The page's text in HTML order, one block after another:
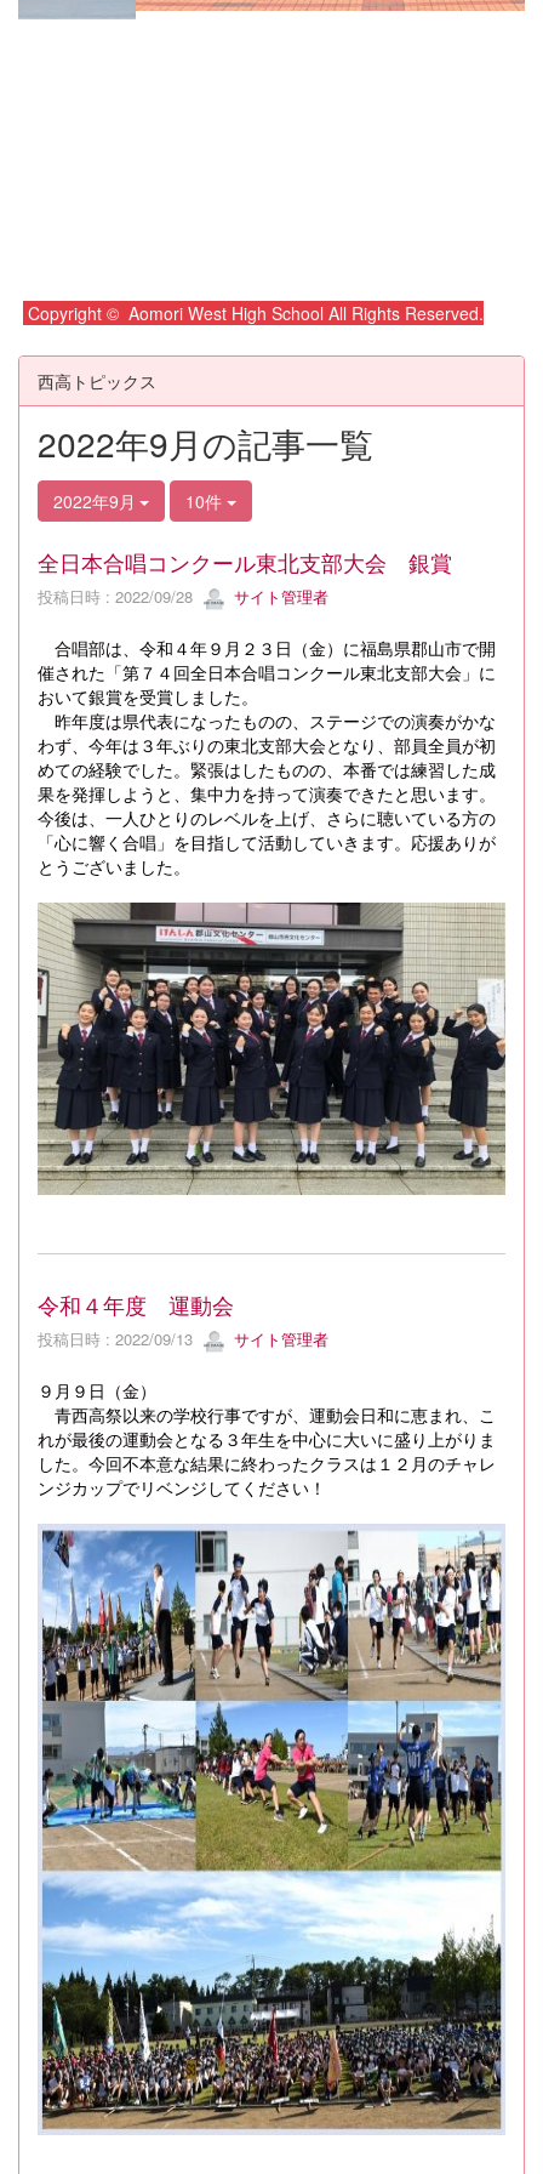
Copyright © Aomori West High School All Rights Reserved.
西高トピックス
2022年9月の記事一覧
2022年9月 10件
全日本合唱コンクール東北支部大会 銀賞
投稿日時 : 2022/09/28 サイト管理者
合唱部は、令和４年９月２３日（金）に福島県郡山市で開
催された「第７４回全日本合唱コンクール東北支部大会」に
おいて銀賞を受賞しました。
昨年度は県代表になったものの、ステージでの演奏がかな
わず、今年は３年ぶりの東北支部大会となり、部員全員が初
めての経験でした。緊張はしたものの、本番では練習した成
果を発揮しようと、集中力を持って演奏できたと思います。
今後は、一人ひとりのレベルを上げ、さらに聴いている方の
「心に響く合唱」を目指して活動していきます。応援ありが
とうございました。
令和４年度 運動会
投稿日時 : 2022/09/13 サイト管理者
９月９日（金）
青西高祭以来の学校行事ですが、運動会日和に恵まれ、こ
れが最後の運動会となる３年生を中心に大いに盛り上がりま
した。今回不本意な結果に終わったクラスは１２月のチャレ
ンジカップでリベンジしてください！